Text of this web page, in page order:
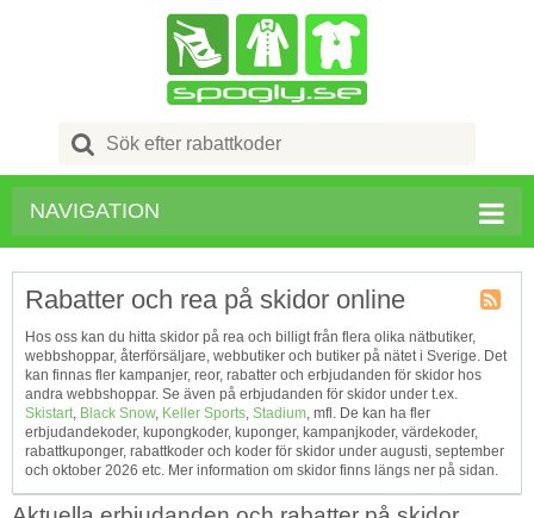
Search
for:
NAVIGATION
Tagg
Rabatter och rea på skidor online
Hos oss kan du hitta skidor på rea och billigt från flera olika nätbutiker,
webbshoppar, återförsäljare, webbutiker och butiker på nätet i Sverige. Det
kan finnas fler kampanjer, reor, rabatter och erbjudanden för skidor hos
andra webbshoppar. Se även på erbjudanden för skidor under t.ex.
Skistart, Black Snow, Keller Sports, Stadium, mfl. De kan ha fler
erbjudandekoder, kupongkoder, kuponger, kampanjkoder, värdekoder,
rabattkuponger, rabattkoder och koder för skidor under augusti, september
och oktober 2026 etc. Mer information om skidor finns längs ner på sidan.